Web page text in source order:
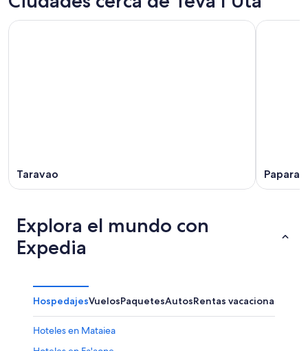
Taravao Papara
Explora el mundo con
Expedia
HospedajesVuelosPaquetesAutosRentas vacacionales
Hoteles en Mataiea